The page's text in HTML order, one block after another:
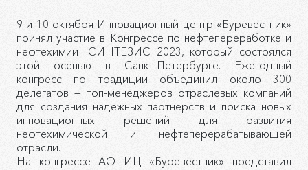
9 и 10 октября Инновационный центр «Буревестник»
принял участие в Конгрессе по нефтепереработке и
нефтехимии: СИНТЕЗИС 2023, который состоялся
этой осенью в Санкт-Петербурге. Ежегодный
конгресс по традиции объединил около 300
делегатов — топ-менеджеров отраслевых компаний
для создания надежных партнерств и поиска новых
инновационных решений для развития
нефтехимической и нефтеперерабатывающей
отрасли.
На конгрессе АО ИЦ «Буревестник» представил